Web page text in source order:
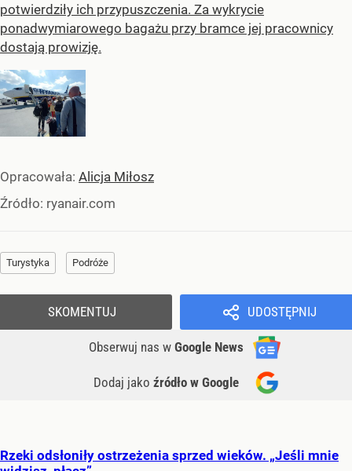
potwierdziły ich przypuszczenia. Za wykrycie
ponadwymiarowego bagażu przy bramce jej pracownicy
dostają prowizję.
Opracowała: Alicja Miłosz
Źródło: ryanair.com
Turystyka Podróże
UDOSTĘPNIJ
Obserwuj nas w Google News
Dodaj jako źródło w Google
SKOMENTUJ
Rzeki odsłoniły ostrzeżenia sprzed wieków. „Jeśli mnie